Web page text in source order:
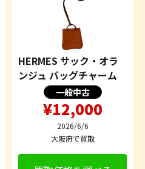
HERMES サック・オラ
ンジュ バッグチャーム
一般中古
¥12,000
2026/6/6
大阪府で買取